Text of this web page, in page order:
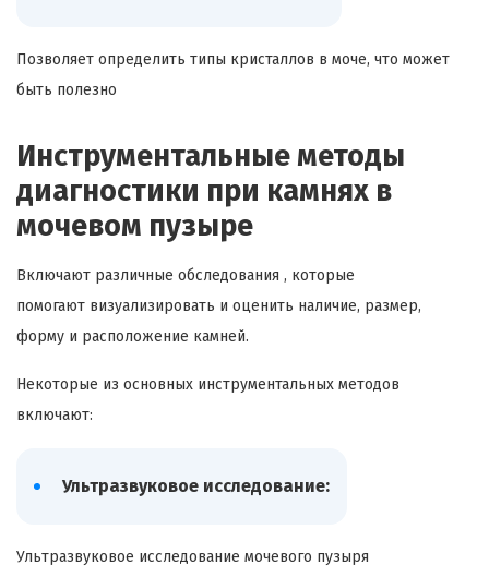
Позволяет определить типы кристаллов в моче, что может
быть полезно
Инструментальные методы
диагностики при камнях в
мочевом пузыре
Включают различные обследования , которые
помогают визуализировать и оценить наличие, размер,
форму и расположение камней.
Некоторые из основных инструментальных методов
включают:
Ультразвуковое исследование:
Ультразвуковое исследование мочевого пузыря